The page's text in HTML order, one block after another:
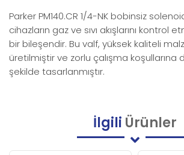
Parker PM140.CR 1/4-NK bobinsiz
cihazların gaz ve sıvı akışlarını kontrol
bir bileşendir. Bu valf, yüksek kaliteli
üretilmiştir ve zorlu çalışma koşullarına
şekilde tasarlanmıştır.
İlgili Ürünler